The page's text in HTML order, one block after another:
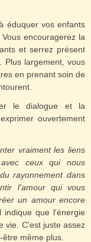
éduquer vos enfants
encouragerez la
et serrez présent
Plus largement, vous
en prenant soin de
le dialogue et la
ouvertement
vraiment les liens
ceux qui nous
rayonnement dans
l'amour qui vous
un amour encore
indique que l'énergie
vie. C'est juste assez
même plus.